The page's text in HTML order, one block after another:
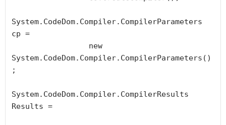
System.CodeDom.Compiler.CompilerParameters
cp =
System.CodeDom.Compiler.CompilerParameters()
;
System.CodeDom.Compiler.CompilerResults
Results =